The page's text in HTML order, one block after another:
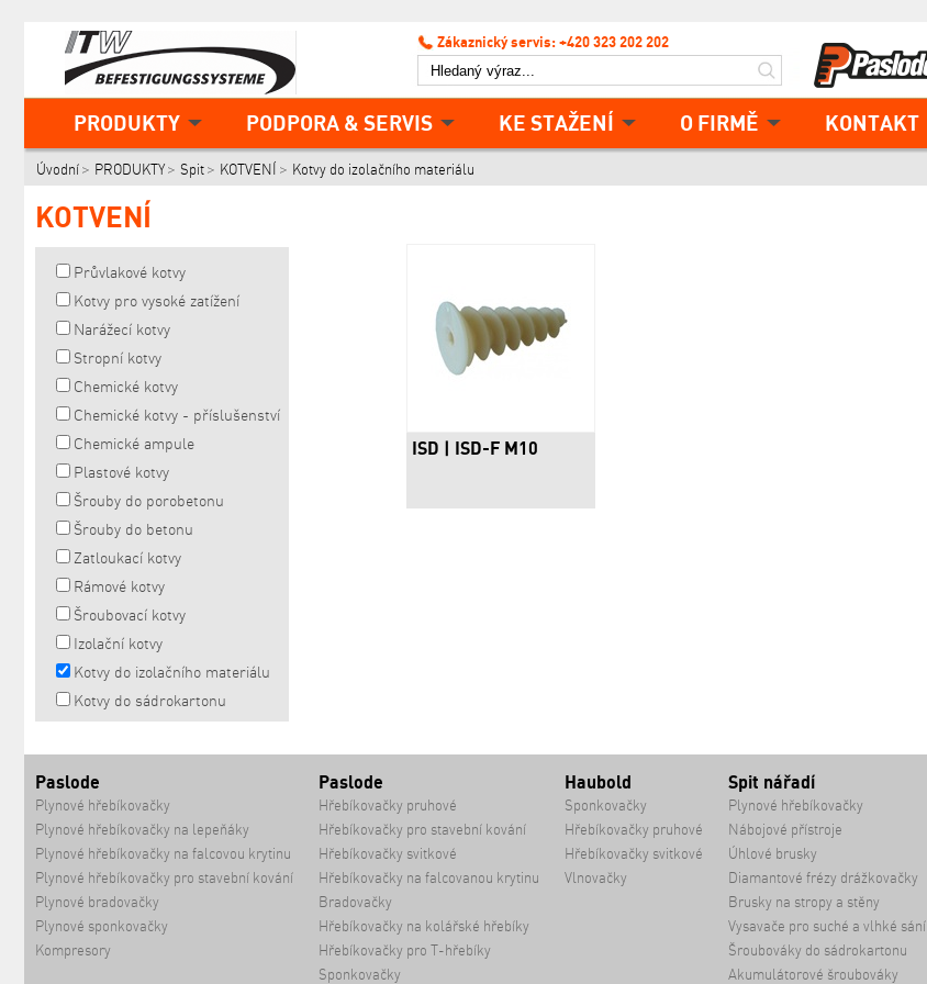
PRODUKTY PODPORA & SERVIS KE STAŽENÍ O FIRMĚ KONTAKT
Zákaznický servis: +420 323 202 202
Úvodní PRODUKTY Spit KOTVENÍ Kotvy do izolačního materiálu
KOTVENÍ
Průvlakové kotvy
Kotvy pro vysoké zatížení
Narážecí kotvy
Stropní kotvy
Chemické kotvy
Chemické kotvy - příslušenství
Chemické ampule
Plastové kotvy
Šrouby do porobetonu
Šrouby do betonu
Zatloukací kotvy
Rámové kotvy
Šroubovací kotvy
Izolační kotvy
Kotvy do izolačního materiálu
Kotvy do sádrokartonu
ISD | ISD-F M10
Paslode
Plynové hřebíkovačky
Plynové hřebíkovačky na lepeňáky
Plynové hřebíkovačky na falcovou krytinu
Plynové hřebíkovačky pro stavební kování
Plynové bradovačky
Plynové sponkovačky
Kompresory
Paslode
Hřebíkovačky pruhové
Hřebíkovačky pro stavební kování
Hřebíkovačky svitkové
Hřebíkovačky na falcovanou krytinu
Bradovačky
Hřebíkovačky na kolářské hřebíky
Hřebíkovačky pro T-hřebíky
Sponkovačky
Haubold
Sponkovačky
Hřebíkovačky pruhové
Hřebíkovačky svitkové
Vlnovačky
Spit nářadí
Plynové hřebíkovačky
Nábojové přístroje
Úhlové brusky
Diamantové frézy drážkovačky
Brusky na stropy a stěny
Vysavače pro suché a vlhké sání
Šroubováky do sádrokartonu
Akumulátorové šroubováky